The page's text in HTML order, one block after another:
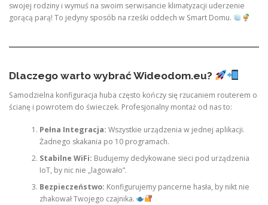
swojej rodziny i wymuś na swoim serwisancie klimatyzacji uderzenie
gorącą parą! To jedyny sposób na rześki oddech w Smart Domu.
Dlaczego warto wybrać Wideodom.eu?
Samodzielna konfiguracja huba często kończy się rzucaniem routerem o
ścianę i powrotem do świeczek. Profesjonalny montaż od nas to:
Pełna Integracja: Wszystkie urządzenia w jednej aplikacji.
Żadnego skakania po 10 programach.
Stabilne WiFi: Budujemy dedykowane sieci pod urządzenia
IoT, by nic nie „lagowało”.
Bezpieczeństwo: Konfigurujemy pancerne hasła, by nikt nie
zhakował Twojego czajnika.